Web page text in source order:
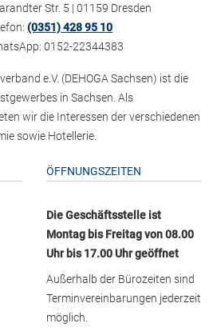
Str. 5 | 01159 Dresden
(0351) 428 95 10
0152-22344383
e.V. (DEHOGA Sachsen) ist die
in Sachsen. Als
wir die Interessen der verschiedenen
sowie Hotellerie.
ÖFFNUNGSZEITEN
Die Geschäftsstelle ist
Montag bis Freitag von 08.00
Uhr bis 17.00 Uhr geöffnet
Außerhalb der Bürozeiten sind
Terminvereinbarungen jederzeit
möglich.